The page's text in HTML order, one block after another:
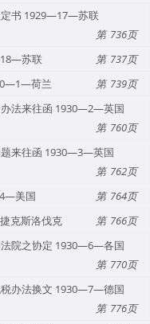
书 1929—17—苏联
736
苏联
737
荷兰
739
法来往函 1930—2—英国
760
来往函 1930—3—英国
762
美国
764
克斯洛伐克
766
院之协定 1930—6—各国
770
办法换文 1930—7—德国
776